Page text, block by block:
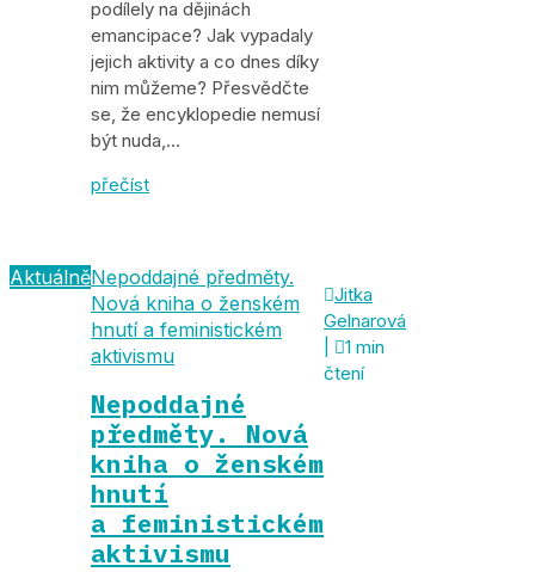
podílely na dějinách
emancipace? Jak vypadaly
jejich aktivity a co dnes díky
nim můžeme? Přesvědčte
se, že encyklopedie nemusí
být nuda,…
přečíst
AktuálněNepoddajné předměty.
Nová kniha o ženském
hnutí a feministickém
aktivismu
Nepoddajné
předměty. Nová
kniha o ženském
hnutí
a feministickém
aktivismu
Jitka
Gelnarová
1 min
čtení